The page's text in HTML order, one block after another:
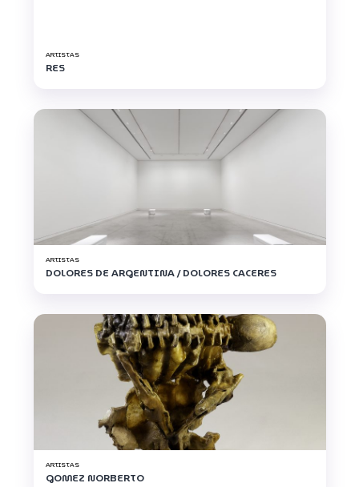
ARTISTAS
RES
ARTISTAS
DOLORES DE ARGENTINA / DOLORES CACERES
ARTISTAS
GOMEZ NORBERTO